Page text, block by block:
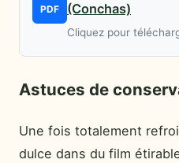
PDF
(Conchas)
Cliquez pour
Astuces de
Une fois totalement
dulce dans du film